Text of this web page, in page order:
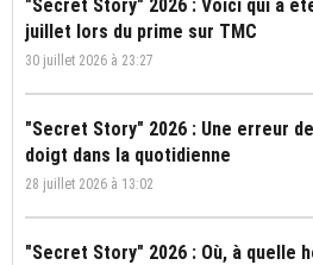
"Secret Story" 2026 : Voici qui a
juillet lors du prime sur TMC
30 juillet 2026 à 23:27
"Secret Story" 2026 : Une erreur
doigt dans la quotidienne
28 juillet 2026 à 13:02
"Secret Story" 2026 : Où, à quelle